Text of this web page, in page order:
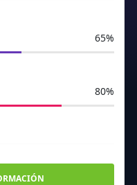
65%
80%